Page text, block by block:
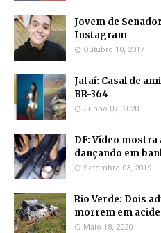
Jovem de
Instagram
Outubro 10, 2017
Jataí: Casal de
BR-364
Junho 07, 2020
DF: Vídeo
dançando em
Setembro 03, 2019
Rio Verde: Dois
morrem em
Maio 18, 2020